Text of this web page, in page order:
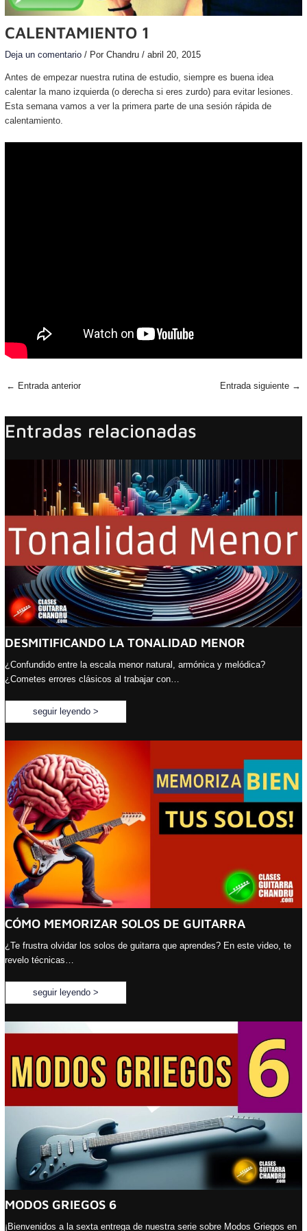
CALENTAMIENTO 1
Deja un comentario / Por Chandru / abril 20, 2015
Antes de empezar nuestra rutina de estudio, siempre es buena idea
calentar la mano izquierda (o derecha si eres zurdo) para evitar lesiones.
Esta semana vamos a ver la primera parte de una sesión rápida de
calentamiento.
← Entrada anterior Entrada siguiente →
Entradas relacionadas
DESMITIFICANDO LA TONALIDAD MENOR
¿Confundido entre la escala menor natural, armónica y melódica?
¿Cometes errores clásicos al trabajar con…
seguir leyendo >
CÓMO MEMORIZAR SOLOS DE GUITARRA
¿Te frustra olvidar los solos de guitarra que aprendes? En este video, te
revelo técnicas…
seguir leyendo >
MODOS GRIEGOS 6
¡Bienvenidos a la sexta entrega de nuestra serie sobre Modos Griegos en